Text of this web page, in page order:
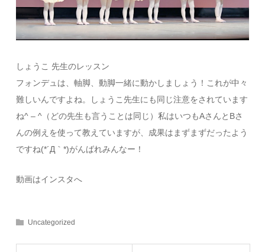
しょうこ 先生のレッスン
フォンデュは、軸脚、動脚一緒に動かしましょう！これが中々
難しいんですよね。しょうこ先生にも同じ注意をされています
ね^ – ^（どの先生も言うことは同じ）私はいつもAさんとBさ
んの例えを使って教えていますが、成果はまずまずだったよう
ですね(*´Д｀*)がんばれみんなー！
動画はインスタへ
Uncategorized